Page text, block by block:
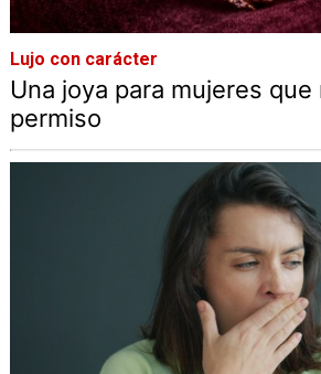
Lujo con carácter
Una joya para mujeres que
permiso